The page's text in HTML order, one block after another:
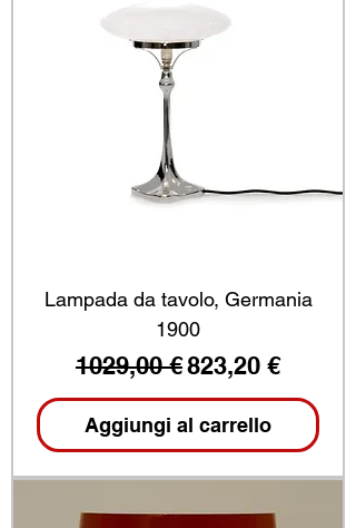
Lampada da tavolo, Germania
1900
Prezzo regolare
1029,00 €Prezzo scontato
823,20 €
Aggiungi al carrello